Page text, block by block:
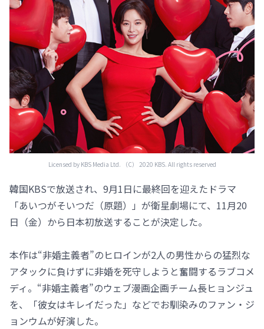
Licensed by KBS Media Ltd. （C） 2020 KBS. All rights reserved
韓国KBSで放送され、9月1日に最終回を迎えたドラマ
「あいつがそいつだ（原題）」が衛星劇場にて、11月20
日（金）から日本初放送することが決定した。
本作は“非婚主義者”のヒロインが2人の男性からの猛烈な
アタックに負けずに非婚を死守しようと奮闘するラブコメ
ディ。“非婚主義者”のウェブ漫画企画チーム長ヒョンジュ
を、「彼女はキレイだった」などでお馴染みのファン・ジ
ョンウムが好演した。